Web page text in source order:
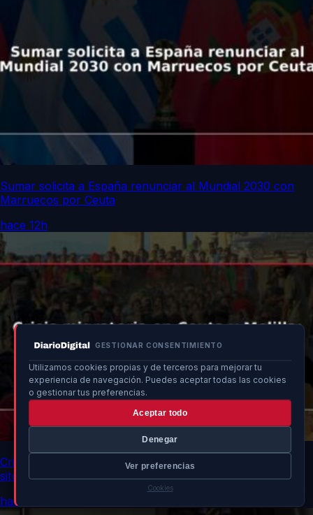
GESTIONAR CONSENTIMIENTO
Utilizamos cookies propias y de terceros para mejorar tu
experiencia de navegación. Puedes aceptar todas las cookies
o gestionar tus preferencias.
Aceptar todo
Denegar
Ver preferencias
Cookies
Sumar solicita a España renunciar al Mundial 2030 con
Marruecos por Ceuta
hace 12h
Crisis migratoria en Ceuta y Melilla: desaparecidos y
situación política
hace 12h